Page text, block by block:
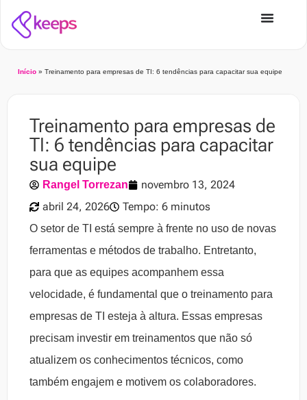
Início » Treinamento para empresas de TI: 6 tendências para capacitar sua equipe
Treinamento para empresas de
TI: 6 tendências para capacitar
sua equipe
Rangel Torrezan
novembro 13, 2024
abril 24, 2026
Tempo: 6 minutos
O setor de TI está sempre à frente no uso de novas
ferramentas e métodos de trabalho. Entretanto,
para que as equipes acompanhem essa
velocidade, é fundamental que o treinamento para
empresas de TI esteja à altura. Essas empresas
precisam investir em treinamentos que não só
atualizem os conhecimentos técnicos, como
também engajem e motivem os colaboradores.